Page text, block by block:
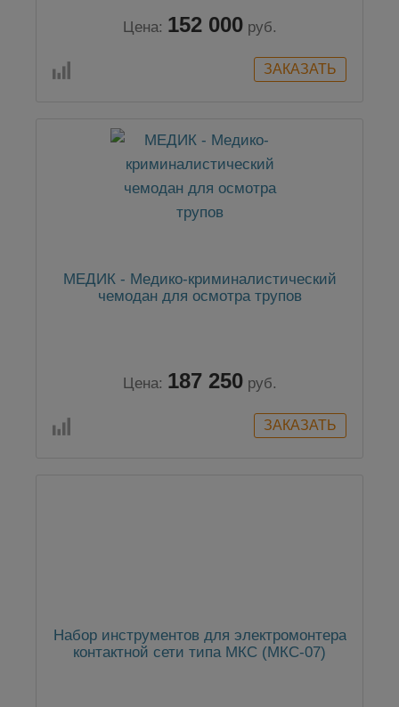
Цена: 152 000 руб.
МЕДИК - Медико-криминалистический
чемодан для осмотра трупов
Цена: 187 250 руб.
Набор инструментов для электромонтера
контактной сети типа МКС (МКС-07)